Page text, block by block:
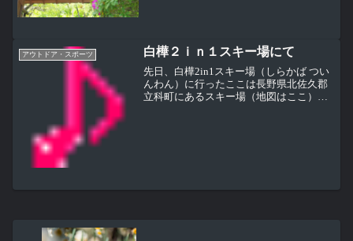
アウトドア・スポーツ 白樺２ｉｎ１スキー場にて
先日、白樺2in1スキー場（しらかば つい
んわん）に行ったここは長野県北佐久郡
立科町にあるスキー場（地図はここ）